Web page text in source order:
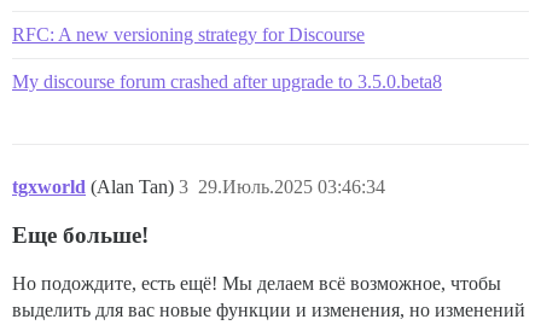
RFC: A new versioning strategy for Discourse
My discourse forum crashed after upgrade to 3.5.0.beta8
tgxworld (Alan Tan) 29.Июль.2025 03:46:34
3
Еще больше!
Но подождите, есть ещё! Мы делаем всё возможное, чтобы
выделить для вас новые функции и изменения, но изменений